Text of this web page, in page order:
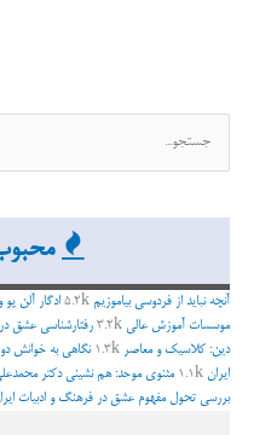
ب
ر
ا
آنچه نباید از فردوسی بیاموزیم ادگار آلن
موسسات آموزش عالی
رفتارشناسی عشق
دین: کلاسیک و معاصر
نگاهی به خوانش
ایران
مثنوی موحد: هم نشینی دکتر
بررسی تحول مفهوم عشق در فرهنگ و ادبیات